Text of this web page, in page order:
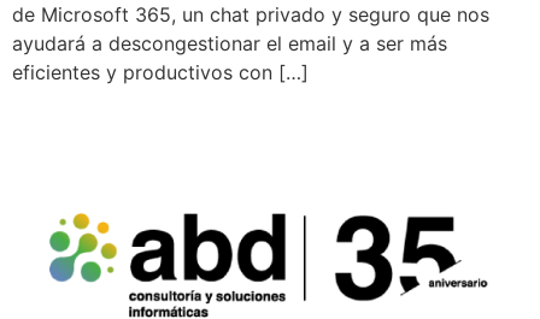
de Microsoft 365, un chat privado y seguro que nos
ayudará a descongestionar el email y a ser más
eficientes y productivos con […]